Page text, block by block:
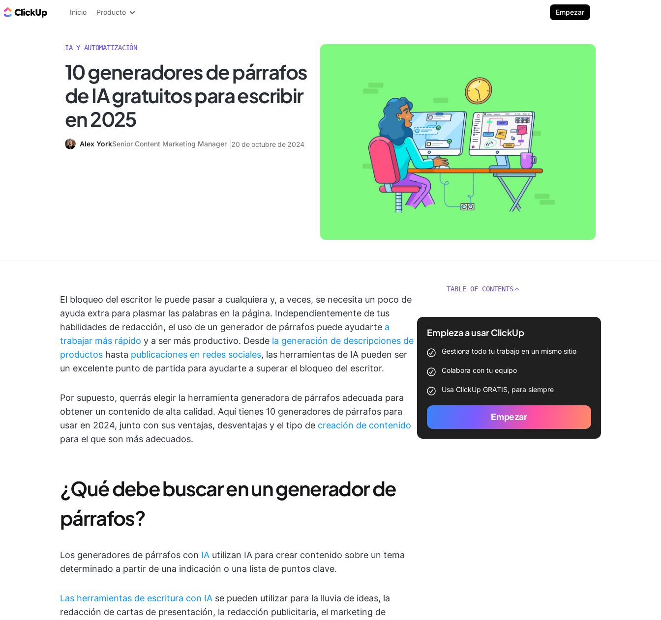
ClickUp Blog
Inicio Producto Empezar
IA Y AUTOMATIZACIÓN
10 generadores de párrafos
de IA gratuitos para escribir
en 2025
Alex YorkSenior Content Marketing Manager 20 de octubre de 2024
El bloqueo del escritor le puede pasar a cualquiera y, a veces, se necesita un poco de
ayuda extra para plasmar las palabras en la página. Independientemente de tus
habilidades de redacción, el uso de un generador de párrafos puede ayudarte a
trabajar más rápido y a ser más productivo. Desde la generación de descripciones de
productos hasta publicaciones en redes sociales, las herramientas de IA pueden ser
un excelente punto de partida para ayudarte a superar el bloqueo del escritor.
Por supuesto, querrás elegir la herramienta generadora de párrafos adecuada para
obtener un contenido de alta calidad. Aquí tienes 10 generadores de párrafos para
usar en 2024, junto con sus ventajas, desventajas y el tipo de creación de contenido
para el que son más adecuados.
¿Qué debe buscar en un generador de
párrafos?
Los generadores de párrafos con IA utilizan IA para crear contenido sobre un tema
determinado a partir de una indicación o una lista de puntos clave.
Las herramientas de escritura con IA se pueden utilizar para la lluvia de ideas, la
redacción de cartas de presentación, la redacción publicitaria, el marketing de
TABLE OF CONTENTS
Empieza a usar ClickUp
Gestiona todo tu trabajo en un mismo sitio
Colabora con tu equipo
Usa ClickUp GRATIS, para siempre
Empezar